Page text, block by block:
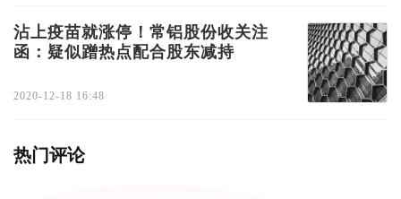
沾上疫苗就涨停！常铝股份收关注
函：疑似蹭热点配合股东减持
2020-12-18 16:48
热门评论